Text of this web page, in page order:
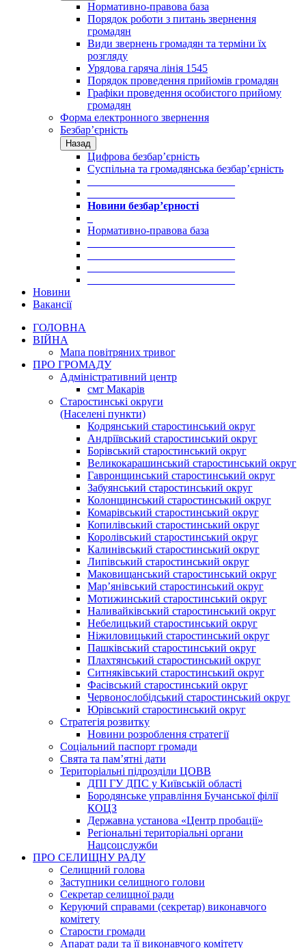
Нормативно-правова база
Порядок роботи з питань звернення
громадян
Види звернень громадян та терміни їх
розгляду
Урядова гаряча лінія 1545
Порядок проведення прийомів громадян
Графіки проведення особистого прийому
громадян
Форма електронного звернення
Безбар’єрність
Назад
Цифрова безбар’єрність
Суспільна та громадянська безбар’єрність
Новини безбар’єрності
Нормативно-правова база
Новини
Вакансії
ГОЛОВНА
ВІЙНА
Мапа повітряних тривог
ПРО ГРОМАДУ
Aдміністративний центр
смт Макарів
Старостинські округи
(Населені пункти)
Кодрянський старостинський округ
Андріївський старостинський округ
Борівський старостинський округ
Великокарашинський старостинський округ
Гавронщинський старостинський округ
Забуянський старостинський округ
Колонщинський старостинський округ
Комарівський старостинський округ
Копилівський старостинський округ
Королівський старостинський округ
Калинівський старостинський округ
Липівський старостинський округ
Маковищанський старостинський округ
Мар’янівський старостинський округ
Мотижинський старостинський округ
Наливайківський старостинський округ
Небелицький старостинський округ
Ніжиловицький старостинський округ
Пашківський старостинський округ
Плахтянський старостинський округ
Ситняківський старостинський округ
Фасівський старостинський округ
Червонослобідський старостинський округ
Юрівський старостинський округ
Стратегія розвитку
Новини розроблення стратегії
Соціальний паспорт громади
Свята та пам’ятні дати
Територіальні підрозділи ЦОВВ
ДПІ ГУ ДПС у Київській області
Бородянське управління Бучанської філії
КОЦЗ
Державна установа «Центр пробації»
Регіональні територіальні органи
Нацсоцслужби
ПРО СЕЛИЩНУ РАДУ
Селищний голова
Заступники селищного голови
Секретар селищної ради
Керуючий справами (секретар) виконавчого
комітету
Старости громади
Апарат ради та її виконавчого комітету